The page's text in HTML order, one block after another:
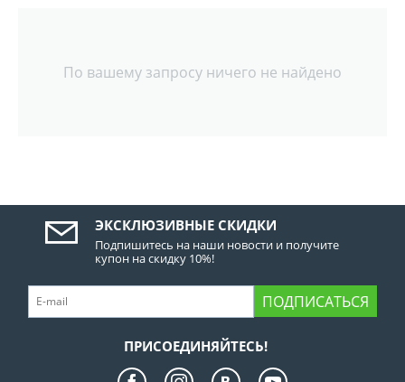
По вашему запросу ничего не найдено
ЭКСКЛЮЗИВНЫЕ СКИДКИ
Подпишитесь на наши новости и получите
купон на скидку 10%!
ПОДПИСАТЬСЯ
ПРИСОЕДИНЯЙТЕСЬ!